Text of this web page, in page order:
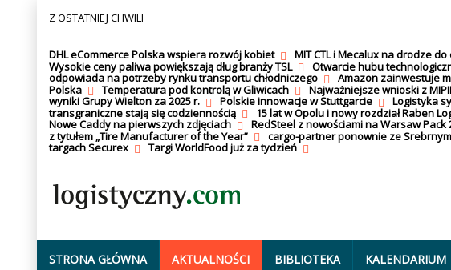
Z OSTATNIEJ CHWILI
DHL eCommerce Polska wspiera rozwój kobiet MIT CTL i Mecalux na drodze
Wysokie ceny paliwa powiększają dług branży TSL
Otwarcie hubu
odpowiada na potrzeby rynku transportu chłodniczego
Amazon zainwestuje
Polska
Temperatura pod kontrolą w Gliwicach Najważniejsze wnioski z
wyniki Grupy Wielton za 2025 r.
Polskie innowacje w Stuttgarcie Logistyka
transgraniczne stają się codziennością
15 lat w Opolu i nowy rozdział Raben
Nowe Caddy na pierwszych zdjęciach
RedSteel z nowościami na Warsaw Pack
z tytułem „Tire Manufacturer of the Year”
cargo-partner ponownie ze
targach Securex
Targi WorldFood już za tydzień
STRONA GŁÓWNA AKTUALNOŚCI BIBLIOTEKA KALENDARIUM